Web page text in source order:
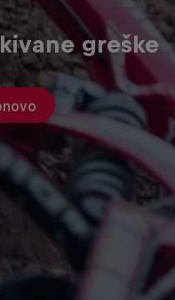
greške